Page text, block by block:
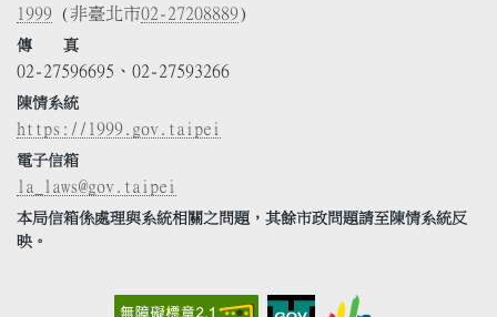
1999 (非臺北市02-27208889)
傳 真
02-27596695、02-27593266
陳情系統
https://1999.gov.taipei
電子信箱
la_laws@gov.taipei
本局信箱係處理與系統相關之問題，其餘市政問題請至陳情系統反
映。